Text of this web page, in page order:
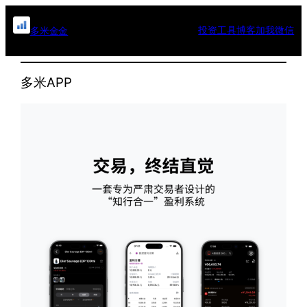
多米金金 投资工具博客加我微信
多米APP